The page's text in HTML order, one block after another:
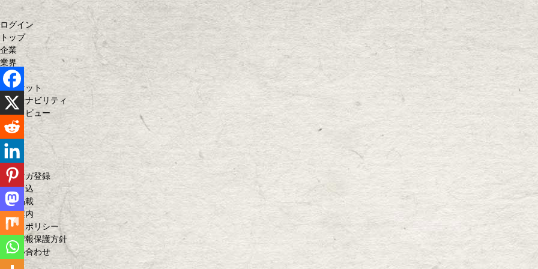
ログイン
トップ
企業
業界
商品
マーケット
サステナビリティ
インタビュー
決算
人事
連載
特集
メルマガ登録
購読申込
広告掲載
会社案内
サイトポリシー
個人情報保護方針
お問い合わせ